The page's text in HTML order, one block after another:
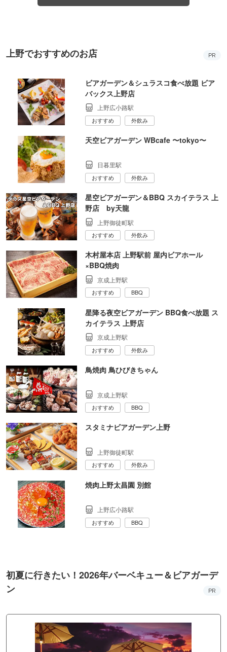
上野でおすすめのお店 PR
ビアガーデン＆シュラスコ食べ放題 ビア
バックス上野店
上野広小路駅
おすすめ 外飲み
天空ビアガーデン WBcafe 〜tokyo〜
日暮里駅
おすすめ 外飲み
星空ビアガーデン＆BBQ スカイテラス 上
野店 by天龍
上野御徒町駅
おすすめ 外飲み
木村屋本店 上野駅前 屋内ビアホール
×BBQ焼肉
京成上野駅
おすすめ BBQ
星降る夜空ビアガーデン BBQ食べ放題 ス
カイテラス 上野店
京成上野駅
おすすめ 外飲み
鳥焼肉 鳥ひびきちゃん
京成上野駅
おすすめ BBQ
スタミナビアガーデン上野
上野御徒町駅
おすすめ 外飲み
焼肉上野太昌園 別館
上野広小路駅
おすすめ BBQ
初夏に行きたい！2026年バーベキュー＆ビアガーデ
ン
PR